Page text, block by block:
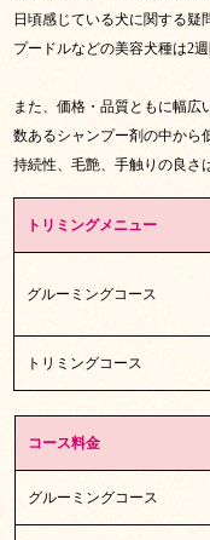
日頃感じている犬に関する
プードルなどの美容犬種は2
また、価格・品質ともに幅広
数あるシャンプー剤の中から
持続性、毛艶、手触りの良さ
トリミングメニュー
グルーミングコース
トリミングコース
コース料金
グルーミングコース